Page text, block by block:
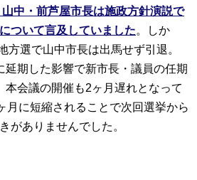
中・前芦屋市長は施政方針演説で
ついて言及していました。しか
方選で山中市長は出馬せず引退。
延期した影響で新市長・議員の任期
本会議の開催も2ヶ月遅れとなって
月に短縮されることで次回選挙から
がありませんでした。